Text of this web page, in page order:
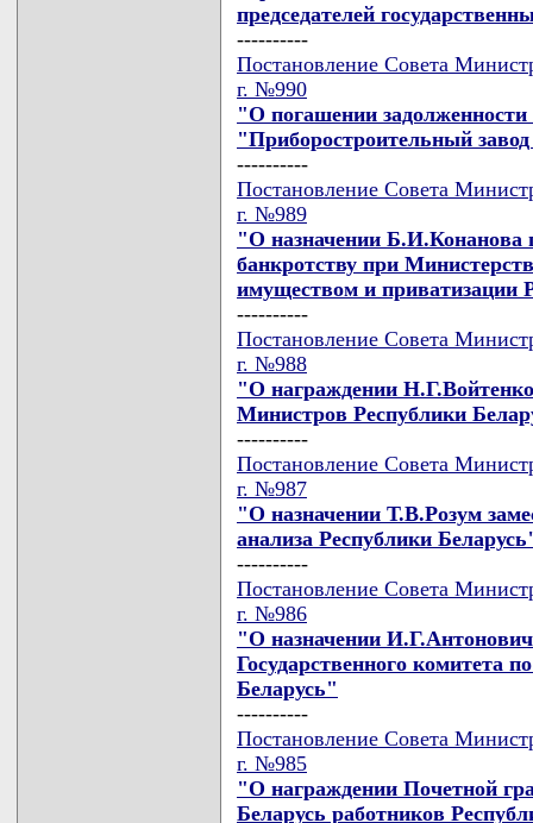
председателей
----------
Постановление Совета
г. №990
"О погашении задолженности
"Приборостроительный
----------
Постановление Совета
г. №989
"О назначении Б.И.Конанова
банкротству при
имуществом и приватизации
----------
Постановление Совета
г. №988
"О награждении
Министров Республики
----------
Постановление Совета
г. №987
"О назначении Т.В.Розум
анализа Республики
----------
Постановление Совета
г. №986
"О назначении
Государственного комитета
Беларусь"
----------
Постановление Совета
г. №985
"О награждении Почетной
Беларусь работников